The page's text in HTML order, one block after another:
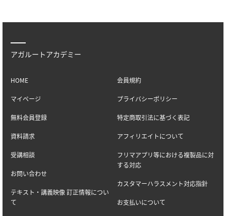
アガルートアカデミー
HOME
マイページ
無料会員登録
資料請求
受講相談
お問い合わせ
テキスト・講義映像 訂正情報につい
て
会員規約
プライバシーポリシー
特定商取引法に基づく表記
アフィリエイトについて
フリマアプリ等における複製品に対
する対応
カスタマーハラスメント対応指針
お支払いについて